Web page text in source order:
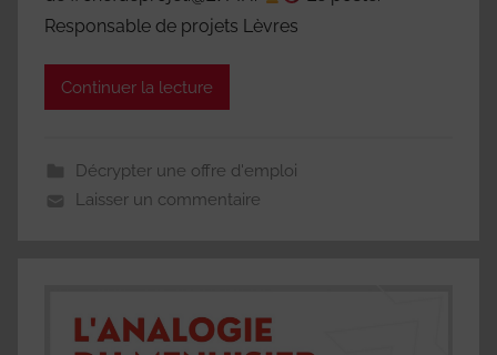
Responsable de projets Lèvres
Continuer la lecture
Décrypter une offre d'emploi
Laisser un commentaire